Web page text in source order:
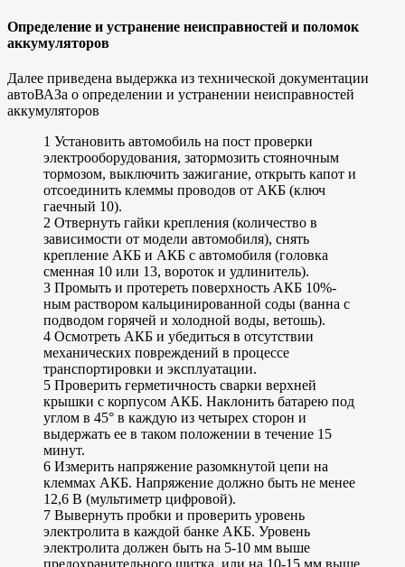
Определение и устранение неисправностей и поломок
аккумуляторов
Далее приведена выдержка из технической документации
автоВАЗа о определении и устранении неисправностей
аккумуляторов
1 Установить автомобиль на пост проверки
электрооборудования, затормозить стояночным
тормозом, выключить зажигание, открыть капот и
отсоединить клеммы проводов от АКБ (ключ
гаечный 10).
2 Отвернуть гайки крепления (количество в
зависимости от модели автомобиля), снять
крепление АКБ и АКБ с автомобиля (головка
сменная 10 или 13, вороток и удлинитель).
3 Промыть и протереть поверхность АКБ 10%-
ным раствором кальцинированной соды (ванна с
подводом горячей и холодной воды, ветошь).
4 Осмотреть АКБ и убедиться в отсутствии
механических повреждений в процессе
транспортировки и эксплуатации.
5 Проверить герметичность сварки верхней
крышки с корпусом АКБ. Наклонить батарею под
углом в 45° в каждую из четырех сторон и
выдержать ее в таком положении в течение 15
минут.
6 Измерить напряжение разомкнутой цепи на
клеммах АКБ. Напряжение должно быть не менее
12,6 В (мультиметр цифровой).
7 Вывернуть пробки и проверить уровень
электролита в каждой банке АКБ. Уровень
электролита должен быть на 5-10 мм выше